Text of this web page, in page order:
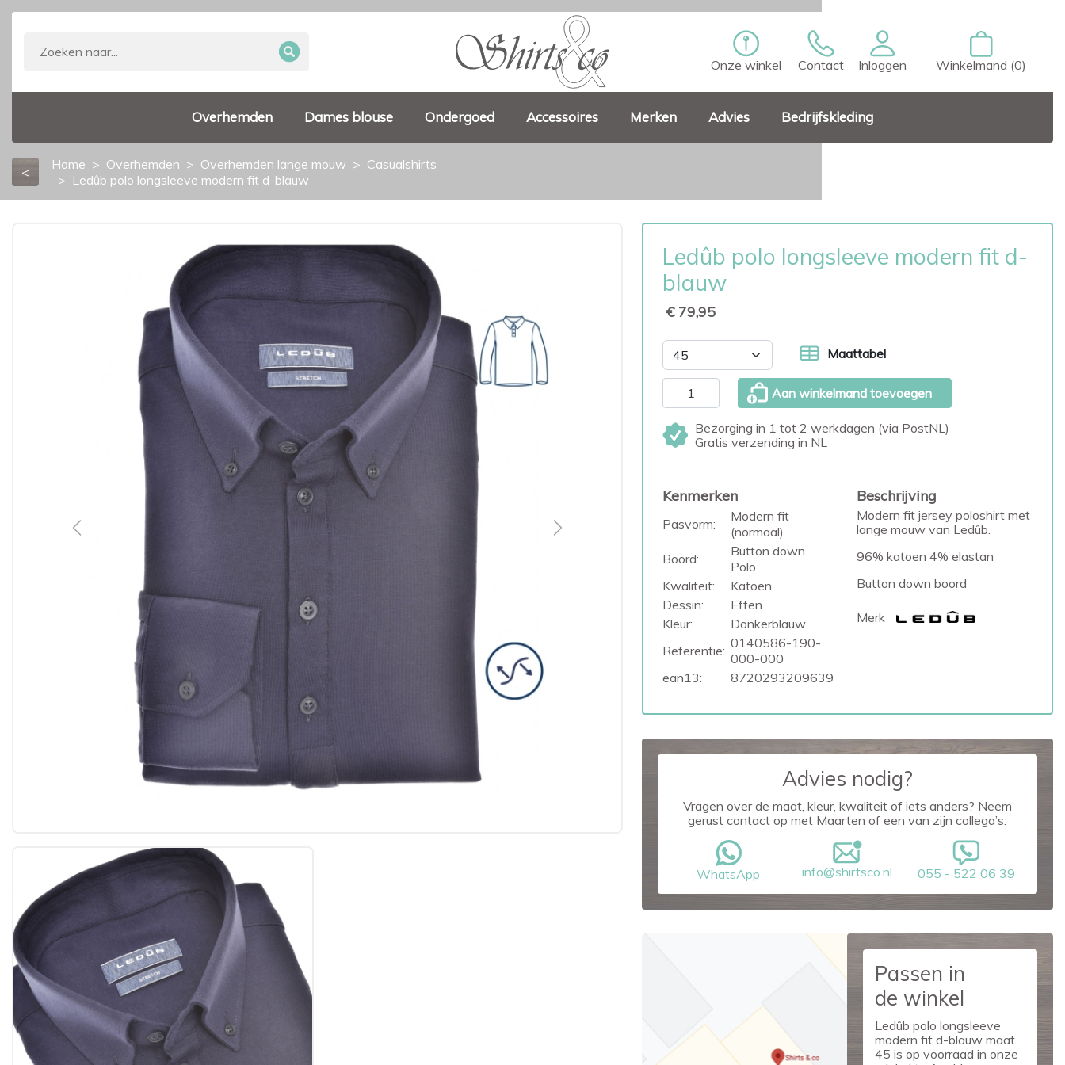
Onze winkel Contact Inloggen Winkelmand (0)
Overhemden Dames blouse Ondergoed Accessoires Merken Advies Bedrijfskleding
< Home Overhemden Overhemden lange mouw
Casualshirts
Ledûb polo longsleeve modern fit d-blauw
Previous Next
Ledûb polo longsleeve modern fit d-
blauw
€ 79,95
Maattabel
Aan winkelmand toevoegen
Bezorging in 1 tot 2 werkdagen (via PostNL)
Gratis verzending in NL
Kenmerken
Pasvorm:
Modern fit
(normaal)
Boord:
Button down
Polo
Kwaliteit:
Katoen
Dessin:
Effen
Kleur:
Donkerblauw
Referentie: 0140586-190-
000-000
ean13:
8720293209639
Beschrijving
Modern fit jersey poloshirt met
lange mouw van Ledûb.
96% katoen 4% elastan
Button down boord
Merk
Advies nodig?
Vragen over de maat, kleur, kwaliteit of iets anders? Neem
gerust contact op met Maarten of een van zijn collega’s:
WhatsApp info@shirtsco.nl 055 - 522 06 39
Passen in
de winkel
Ledûb polo longsleeve
modern fit d-blauw maat
45 is op voorraad in onze